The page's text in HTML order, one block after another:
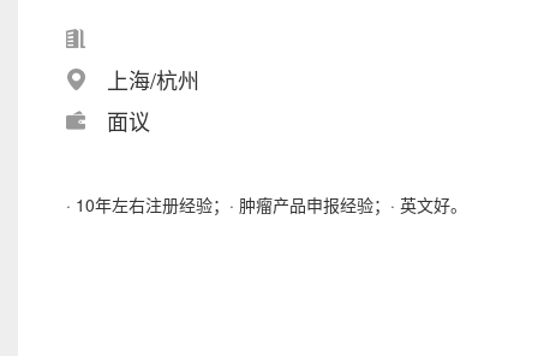
上海/杭州
面议
· 10年左右注册经验；· 肿瘤产品申报经验；· 英文好。